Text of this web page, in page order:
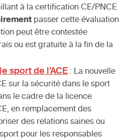
à la certification CE/PNCE
passer cette évaluation
peut être contestée
ou est gratuite à la fin de la
sport de l’ACE : La nouvelle
sur la sécurité dans le sport
le cadre de la licence
en remplacement des
des relations saines ou
pour les responsables